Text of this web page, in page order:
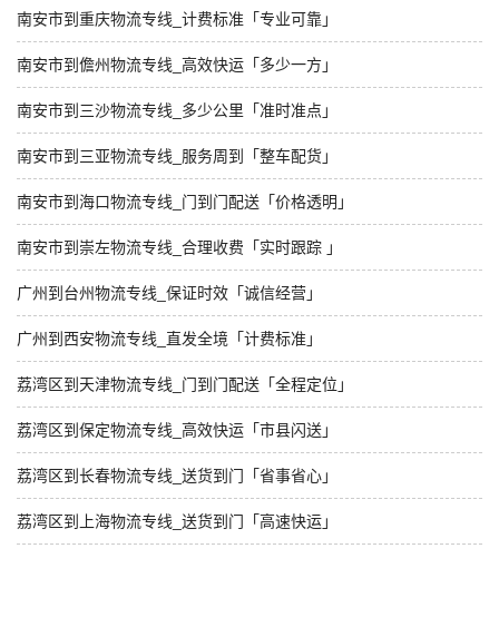
南安市到重庆物流专线_计费标准「专业可靠」
南安市到儋州物流专线_高效快运「多少一方」
南安市到三沙物流专线_多少公里「准时准点」
南安市到三亚物流专线_服务周到「整车配货」
南安市到海口物流专线_门到门配送「价格透明」
南安市到崇左物流专线_合理收费「实时跟踪 」
广州到台州物流专线_保证时效「诚信经营」
广州到西安物流专线_直发全境「计费标准」
荔湾区到天津物流专线_门到门配送「全程定位」
荔湾区到保定物流专线_高效快运「市县闪送」
荔湾区到长春物流专线_送货到门「省事省心」
荔湾区到上海物流专线_送货到门「高速快运」